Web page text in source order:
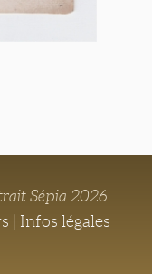
Sépia 2026
Infos légales